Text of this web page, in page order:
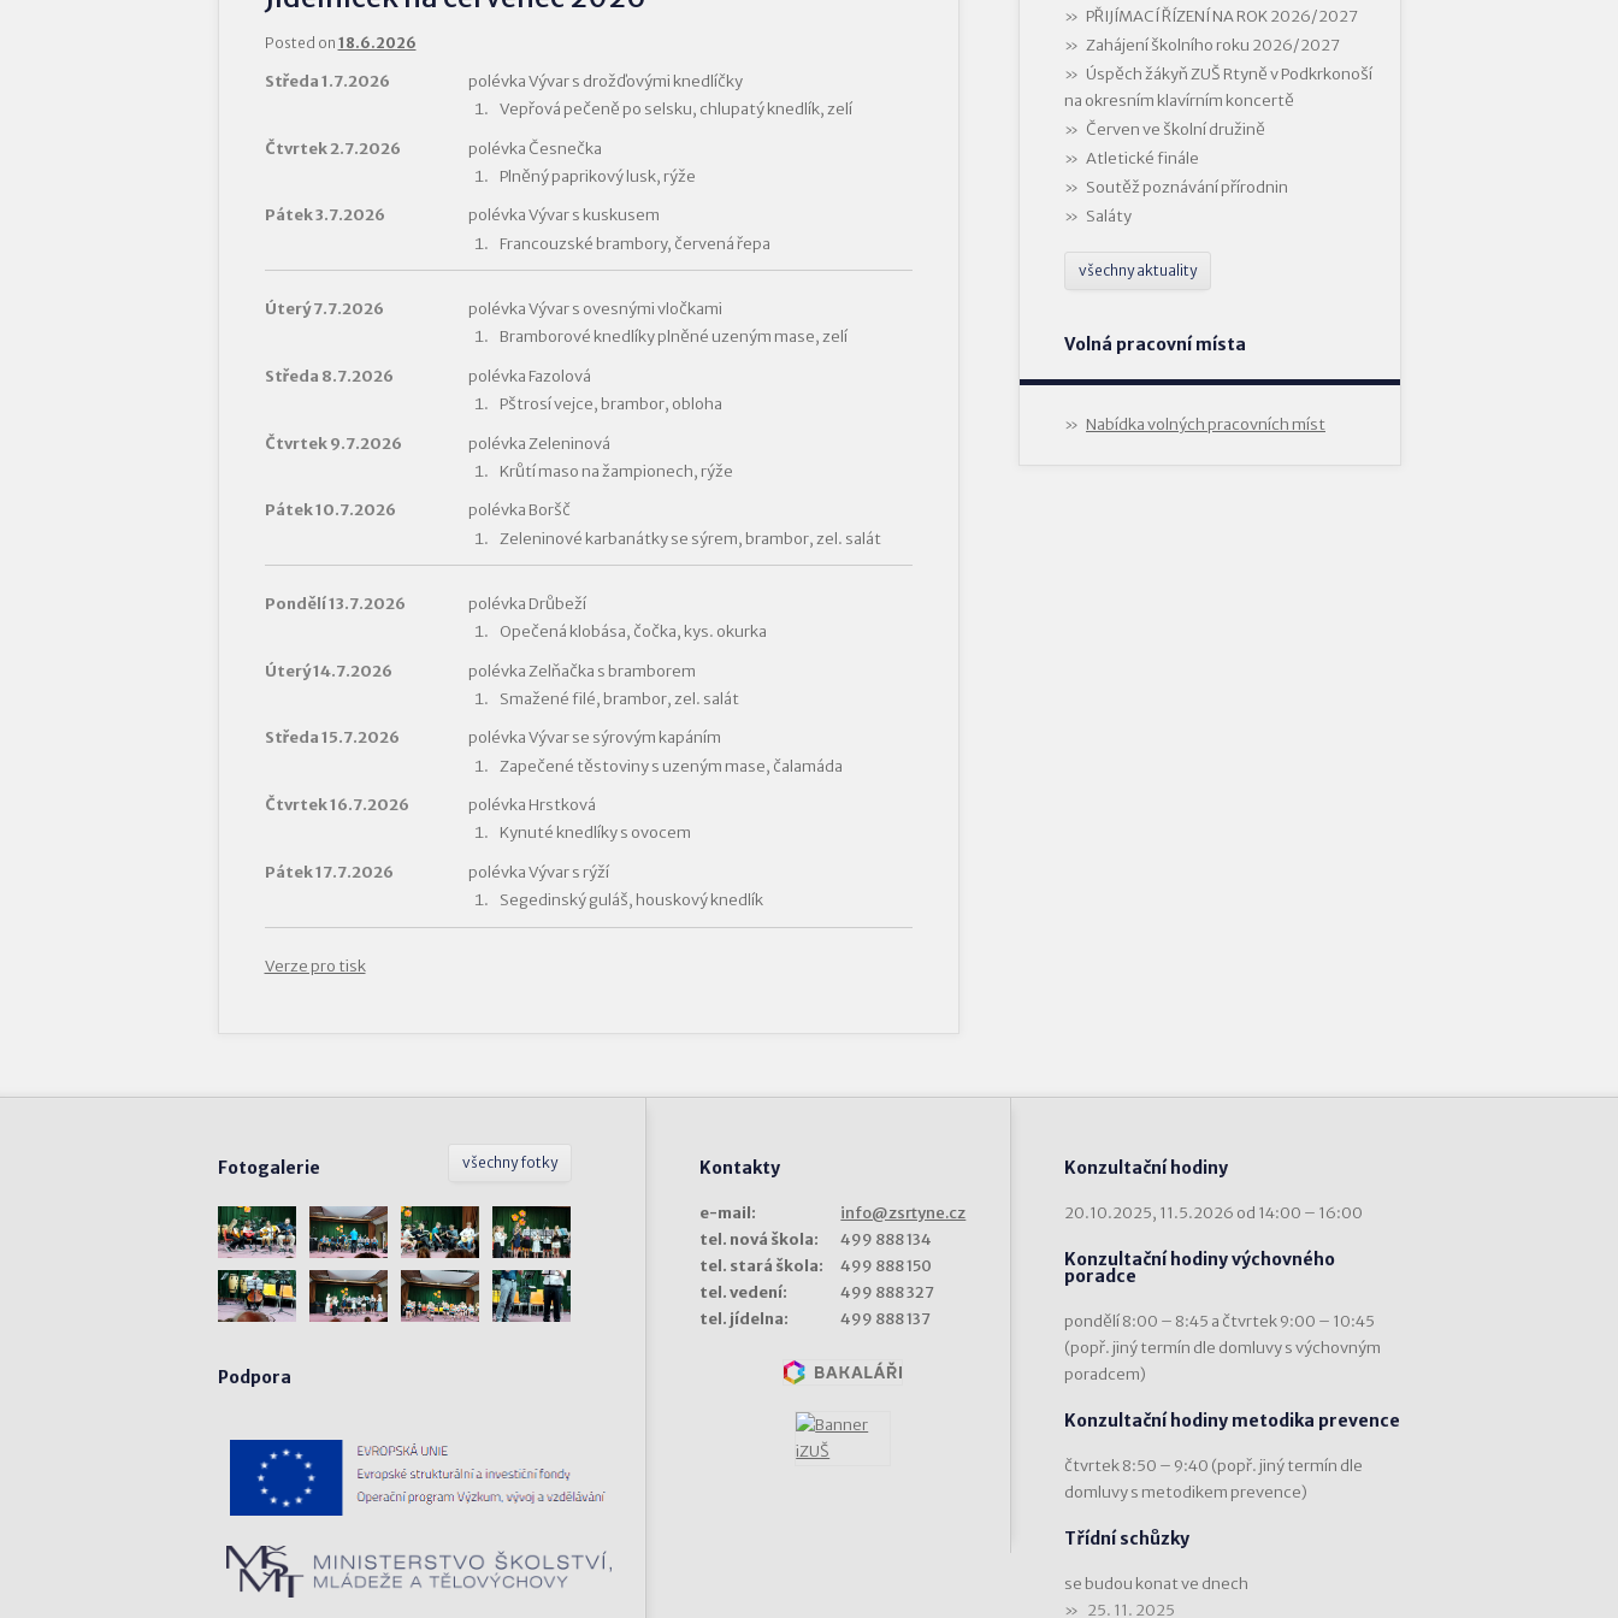
Posted on 18.6.2026
Středa 1.7.2026
polévka Vývar s drožďovými knedlíčky
Vepřová pečeně po selsku, chlupatý knedlík, zelí
Čtvrtek 2.7.2026
polévka Česnečka
Plněný paprikový lusk, rýže
Pátek 3.7.2026
polévka Vývar s kuskusem
Francouzské brambory, červená řepa
Úterý 7.7.2026
polévka Vývar s ovesnými vločkami
Bramborové knedlíky plněné uzeným mase, zelí
Středa 8.7.2026
polévka Fazolová
Pštrosí vejce, brambor, obloha
Čtvrtek 9.7.2026
polévka Zeleninová
Krůtí maso na žampionech, rýže
Pátek 10.7.2026
polévka Boršč
Zeleninové karbanátky se sýrem, brambor, zel. salát
Pondělí 13.7.2026
polévka Drůbeží
Opečená klobása, čočka, kys. okurka
Úterý 14.7.2026
polévka Zelňačka s bramborem
Smažené filé, brambor, zel. salát
Středa 15.7.2026
polévka Vývar se sýrovým kapáním
Zapečené těstoviny s uzeným mase, čalamáda
Čtvrtek 16.7.2026
polévka Hrstková
Kynuté knedlíky s ovocem
Pátek 17.7.2026
polévka Vývar s rýží
Segedinský guláš, houskový knedlík
Verze pro tisk
PŘIJÍMACÍ ŘÍZENÍ NA ROK 2026/2027
Zahájení školního roku 2026/2027
Úspěch žákyň ZUŠ Rtyně v Podkrkonoší
na okresním klavírním koncertě
Červen ve školní družině
Atletické finále
Soutěž poznávání přírodnin
Saláty
všechny aktuality
Volná pracovní místa
Nabídka volných pracovních míst
všechny fotky
Fotogalerie
Podpora
Kontakty
e-mail:
info@zsrtyne.cz
tel. nová škola:
499 888 134
tel. stará škola:
499 888 150
tel. vedení:
499 888 327
tel. jídelna:
499 888 137
Konzultační hodiny
20.10.2025, 11.5.2026 od 14:00 – 16:00
Konzultační hodiny výchovného
poradce
pondělí 8:00 – 8:45 a čtvrtek 9:00 – 10:45
(popř. jiný termín dle domluvy s výchovným
poradcem)
Konzultační hodiny metodika prevence
čtvrtek 8:50 – 9:40 (popř. jiný termín dle
domluvy s metodikem prevence)
Třídní schůzky
se budou konat ve dnech
25. 11. 2025